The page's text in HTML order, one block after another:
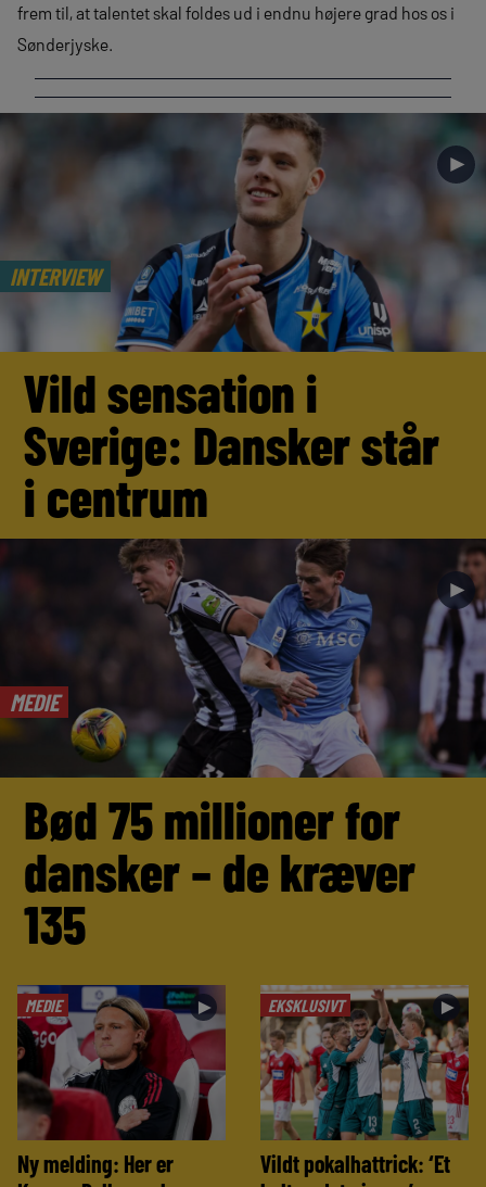
frem til, at talentet skal foldes ud i endnu højere grad hos os i
Sønderjyske.
INTERVIEW
►
Vild sensation i
Sverige: Dansker står
i centrum
MEDIE
►
Bød 75 millioner for
dansker – de kræver
135
MEDIE ►
Ny melding: Her er
EKSKLUSIVT ►
Vildt pokalhattrick: ‘Et